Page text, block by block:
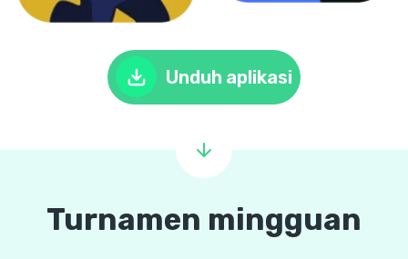
Unduh aplikasi
Turnamen mingguan